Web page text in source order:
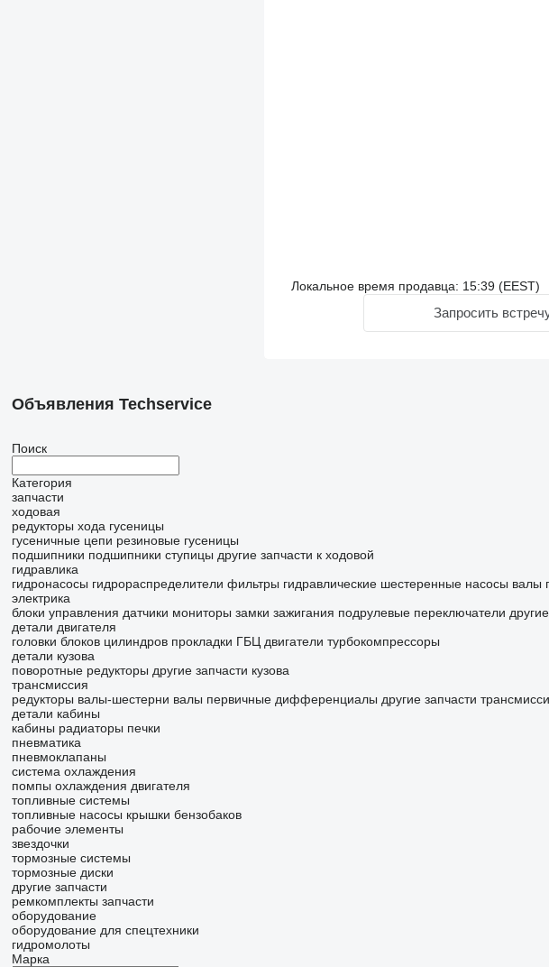
Локальное время продавца: 15:39 (EEST)
Запросить
Объявления Techservice
Поиск
Категория
запчасти
ходовая
редукторы хода гусеницы
гусеничные цепи резиновые гусеницы
подшипники подшипники ступицы другие запчасти к ходовой
гидравлика
гидронасосы гидрораспределители фильтры гидравлические шестеренные насосы валы
электрика
блоки управления датчики мониторы замки зажигания подрулевые переключатели
детали двигателя
головки блоков цилиндров прокладки ГБЦ двигатели турбокомпрессоры
детали кузова
поворотные редукторы другие запчасти кузова
трансмиссия
редукторы валы-шестерни валы первичные дифференциалы другие запчасти
детали кабины
кабины радиаторы печки
пневматика
пневмоклапаны
система охлаждения
помпы охлаждения двигателя
топливные системы
топливные насосы крышки бензобаков
рабочие элементы
звездочки
тормозные системы
тормозные диски
другие запчасти
ремкомплекты запчасти
оборудование
оборудование для спецтехники
гидромолоты
Марка